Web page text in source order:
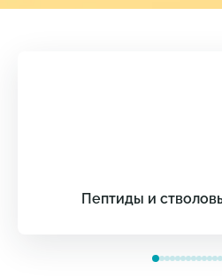
Пептиды и